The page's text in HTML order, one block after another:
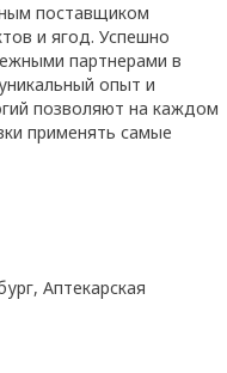
поставщиком
и ягод. Успешно
партнерами в
опыт и
позволяют на каждом
применять самые
Аптекарская